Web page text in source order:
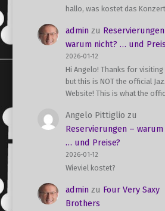
hallo, was kostet das
adminzu
warum nicht? … und
2026-01-12
Hi Angelo! Thanks for visiting
but this is NOT the official
Website! This is what the
Angelo Pittiglio zu
Reservierungen – warum
… und Preise?
2026-01-12
Wieviel kostet?
adminzu Four Very Saxy
Brothers